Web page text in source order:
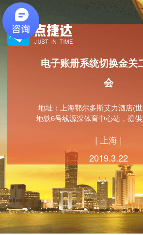
电子账册系统切换金关
会
地址：上海鄂尔多斯艾力酒店(世
地铁6号线源深体育中心站，提
| 上海 |
2019.3.22